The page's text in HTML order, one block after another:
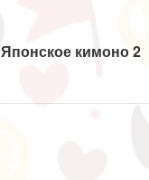
Японское кимоно 2